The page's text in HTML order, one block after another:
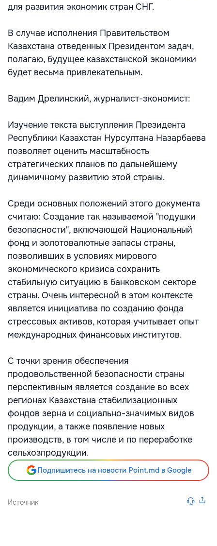
для развития экономик стран СНГ.
В случае исполнения Правительством
Казахстана отведенных Президентом задач,
полагаю, будущее казахстанской экономики
будет весьма привлекательным.
Вадим Дрелинский, журналист-экономист:
Изучение текста выступления Президента
Республики Казахстан Нурсултана Назарбаева
позволяет оценить масштабность
стратегических планов по дальнейшему
динамичному развитию этой страны.
Среди основных положений этого документа
считаю: Создание так называемой "подушки
безопасности", включающей Национальный
фонд и золотовалютные запасы страны,
позволивших в условиях мирового
экономического кризиса сохранить
стабильную ситуацию в банковском секторе
страны. Очень интересной в этом контексте
является инициатива по созданию фонда
стрессовых активов, которая учитывает опыт
международных финансовых институтов.
С точки зрения обеспечения
продовольственной безопасности страны
перспективным является создание во всех
регионах Казахстана стабилизационных
фондов зерна и социально-значимых видов
продукции, а также появление новых
производств, в том числе и по переработке
сельхозпродукции.
Подпишитесь на новости Point.md в Google
Источник